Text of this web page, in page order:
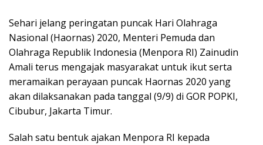
Sehari jelang peringatan puncak Hari Olahraga
Nasional (Haornas) 2020, Menteri Pemuda dan
Olahraga Republik Indonesia (Menpora RI) Zainudin
Amali terus mengajak masyarakat untuk ikut serta
meramaikan perayaan puncak Haornas 2020 yang
akan dilaksanakan pada tanggal (9/9) di GOR POPKI,
Cibubur, Jakarta Timur.
Salah satu bentuk ajakan Menpora RI kepada